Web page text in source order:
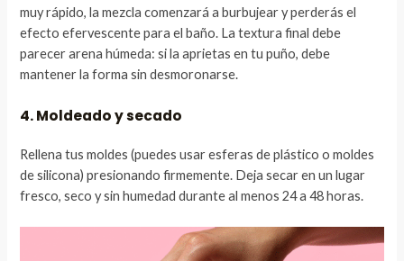
muy rápido, la mezcla comenzará a burbujear y perderás el
efecto efervescente para el baño. La textura final debe
parecer arena húmeda: si la aprietas en tu puño, debe
mantener la forma sin desmoronarse.
4. Moldeado y secado
Rellena tus moldes (puedes usar esferas de plástico o moldes
de silicona) presionando firmemente. Deja secar en un lugar
fresco, seco y sin humedad durante al menos 24 a 48 horas.